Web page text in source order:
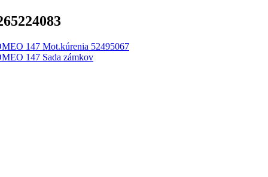
147 Mot.kúrenia 52495067
147 Sada zámkov